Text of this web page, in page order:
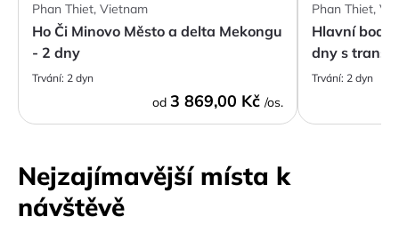
Phan Thiet, Vietnam
Ho Či Minovo Město a delta Mekongu
- 2 dny
Trvání: 2 dyn
od 3 869,00 Kč /os.
Phan Thiet,
Hlavní body
dny s
Trvání: 2 dyn
Nejzajímavější místa k
návštěvě